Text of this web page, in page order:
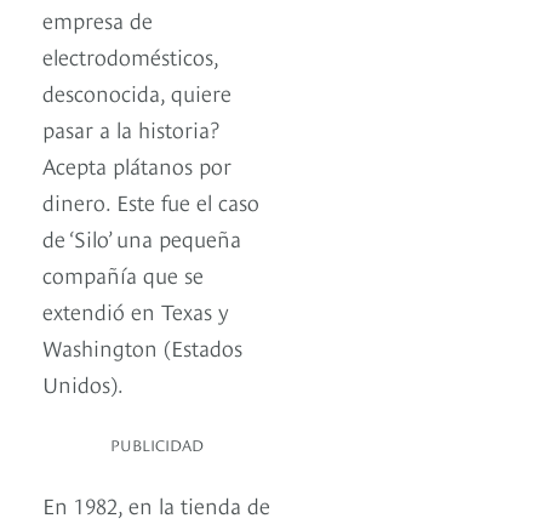
empresa de
electrodomésticos,
desconocida, quiere
pasar a la historia?
Acepta plátanos por
dinero. Este fue el caso
de ‘Silo’ una pequeña
compañía que se
extendió en Texas y
Washington (Estados
Unidos).
PUBLICIDAD
En 1982, en la tienda de